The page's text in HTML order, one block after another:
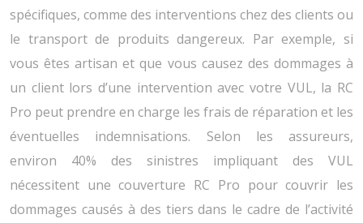
spécifiques, comme des interventions chez des clients ou
le transport de produits dangereux. Par exemple, si
vous êtes artisan et que vous causez des dommages à
un client lors d’une intervention avec votre VUL, la RC
Pro peut prendre en charge les frais de réparation et les
éventuelles indemnisations. Selon les assureurs,
environ 40% des sinistres impliquant des VUL
nécessitent une couverture RC Pro pour couvrir les
dommages causés à des tiers dans le cadre de l’activité